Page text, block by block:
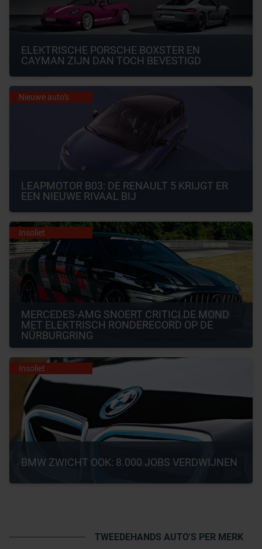
ELEKTRISCHE PORSCHE BOXSTER EN
CAYMAN ZIJN DAN TOCH BEVESTIGD
Nieuwe auto’s
LEAPMOTOR B03: DE RENAULT 5 KRIJGT ER
EEN NIEUWE RIVAAL BIJ
Insoliet
MERCEDES-AMG SNOERT CRITICI DE MOND
MET ELEKTRISCH RONDERECORD OP DE
NÜRBURGRING
Insoliet
BMW ZWICHT OOK: 8.000 JOBS VERDWIJNEN
TWEEDEHANDS AUTO'S PER MERK